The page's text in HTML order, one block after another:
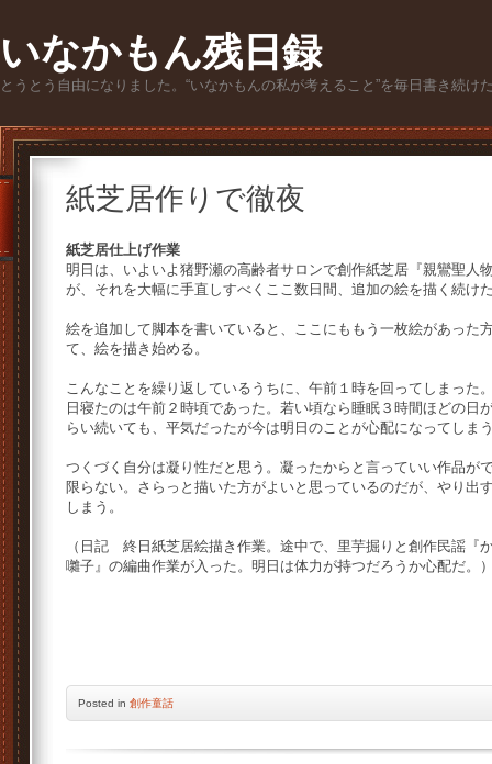
いなかもん残日録
とうとう自由になりました。“いなかもんの私が考えること”を毎日書き続け
紙芝居作りで徹夜
紙芝居仕上げ作業
明日は、いよいよ猪野瀬の高齢者サロンで創作紙芝居『親鸞聖人
が、それを大幅に手直しすべくここ数日間、追加の絵を描く続け
絵を追加して脚本を書いていると、ここにももう一枚絵があった
て、絵を描き始める。
こんなことを繰り返しているうちに、午前１時を回ってしまった
日寝たのは午前２時頃であった。若い頃なら睡眠３時間ほどの日
らい続いても、平気だったが今は明日のことが心配になってしま
つくづく自分は凝り性だと思う。凝ったからと言っていい作品が
限らない。さらっと描いた方がよいと思っているのだが、やり出
しまう。
（日記 終日紙芝居絵描き作業。途中で、里芋掘りと創作民謡『
囃子』の編曲作業が入った。明日は体力が持つだろうか心配だ。
Posted in 創作童話